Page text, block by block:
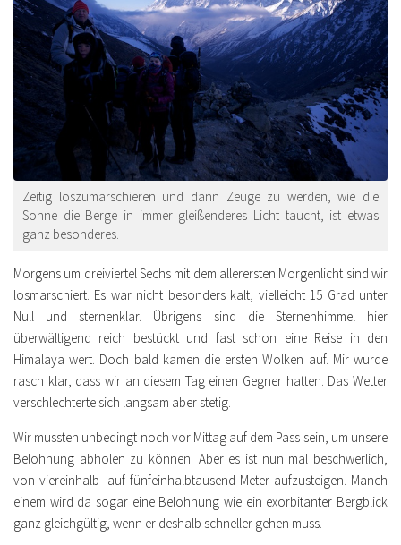
Zeitig loszumarschieren und dann Zeuge zu werden, wie die
Sonne die Berge in immer gleißenderes Licht taucht, ist etwas
ganz besonderes.
Morgens um dreiviertel Sechs mit dem allerersten Morgenlicht sind wir
losmarschiert. Es war nicht besonders kalt, vielleicht 15 Grad unter
Null und sternenklar. Übrigens sind die Sternenhimmel hier
überwältigend reich bestückt und fast schon eine Reise in den
Himalaya wert. Doch bald kamen die ersten Wolken auf. Mir wurde
rasch klar, dass wir an diesem Tag einen Gegner hatten. Das Wetter
verschlechterte sich langsam aber stetig.
Wir mussten unbedingt noch vor Mittag auf dem Pass sein, um unsere
Belohnung abholen zu können. Aber es ist nun mal beschwerlich,
von viereinhalb- auf fünfeinhalbtausend Meter aufzusteigen. Manch
einem wird da sogar eine Belohnung wie ein exorbitanter Bergblick
ganz gleichgültig, wenn er deshalb schneller gehen muss.